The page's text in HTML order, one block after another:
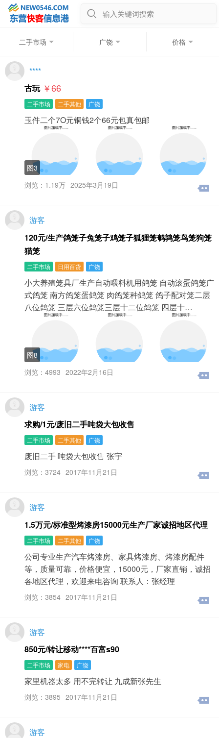
输入关键词搜索
二手市场 广饶 价格
****
古玩 ￥66
二手市场 二手其他 广饶
玉件二个7O元铜钱2个66元包真包邮
图3
浏览：1.19万 2025年3月19日
游客
120元/生产鸽笼子兔笼子鸡笼子狐狸笼鹌鹑笼鸟笼狗笼
猫笼
二手市场 日用百货 广饶
小大养殖笼具厂生产自动喂料机用鸽笼 自动滚蛋鸽笼广
式鸽笼 南方鸽笼蛋鸽笼 肉鸽笼种鸽笼 鸽子配对笼二层
八位鸽笼 三层六位鸽笼三层十二位鸽笼 四层十…
图8
浏览：4993 2022年2月16日
游客
求购/1元/废旧二手吨袋大包收售
二手市场 二手其他 广饶
废旧二手 吨袋大包收售 张宇
浏览：3724 2017年11月21日
游客
1.5万元/标准型烤漆房15000元生产厂家诚招地区代理
二手市场 二手其他 广饶
公司专业生产汽车烤漆房、家具烤漆房、烤漆房配件
等，质量可靠，价格便宜，15000元，厂家直销，诚招
各地区代理，欢迎来电咨询 联系人：张经理
浏览：3854 2017年11月21日
游客
850元/转让移动****百富s90
二手市场 家电 广饶
家里机器太多 用不完转让 九成新张先生
浏览：3895 2017年11月21日
游客